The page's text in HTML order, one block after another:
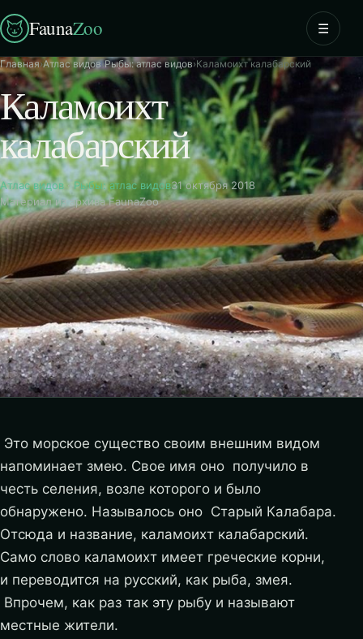
FaunaZoo ☰
Главная›Атлас видов›Рыбы: атлас видов›Каламоихт калабарский
Каламоихт
калабарский
Атлас видов· Рыбы: атлас видов31 октября 2018
Материал из архива FaunaZoo
Это морское существо своим внешним видом
напоминает змею. Свое имя оно получило в
честь селения, возле которого и было
обнаружено. Называлось оно Старый Калабара.
Отсюда и название, каламоихт калабарский.
Само слово каламоихт имеет греческие корни,
и переводится на русский, как рыба, змея.
Впрочем, как раз так эту рыбу и называют
местные жители.